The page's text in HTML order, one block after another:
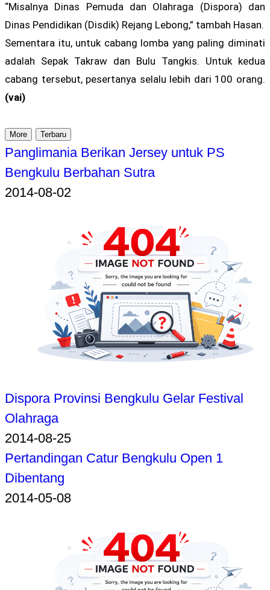
“Misalnya Dinas Pemuda dan Olahraga (Dispora) dan
Dinas Pendidikan (Disdik) Rejang Lebong,” tambah Hasan.
Sementara itu, untuk cabang lomba yang paling diminati
adalah Sepak Takraw dan Bulu Tangkis. Untuk kedua
cabang tersebut, pesertanya selalu lebih dari 100 orang.
(vai)
More Terbaru
Panglimania Berikan Jersey untuk PS
Bengkulu Berbahan Sutra
2014-08-02
Dispora Provinsi Bengkulu Gelar Festival
Olahraga
2014-08-25
Pertandingan Catur Bengkulu Open 1
Dibentang
2014-05-08